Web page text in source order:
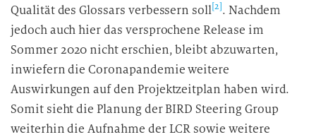
Qualität des Glossars verbessern soll[2] . Nachdem
jedoch auch hier das versprochene Release im
Sommer 2020 nicht erschien, bleibt abzuwarten,
inwiefern die Coronapandemie weitere
Auswirkungen auf den Projektzeitplan haben wird.
Somit sieht die Planung der BIRD Steering Group
weiterhin die Aufnahme der LCR sowie weitere